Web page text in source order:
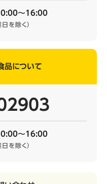
～16:00
日を除く）
品について
～16:00
日を除く）